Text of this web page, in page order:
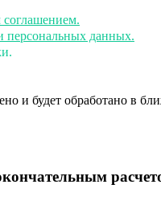
соглашением.
персональных данных.
и будет обработано в